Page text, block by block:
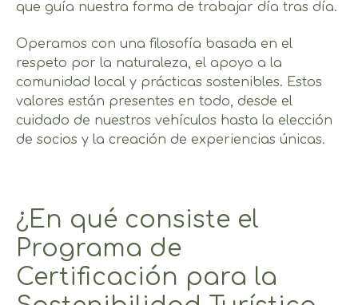
que guía nuestra forma de trabajar día tras día.
Operamos con una filosofía basada en el
respeto por la naturaleza, el apoyo a la
comunidad local y prácticas sostenibles. Estos
valores están presentes en todo, desde el
cuidado de nuestros vehículos hasta la elección
de socios y la creación de experiencias únicas.
¿En qué consiste el
Programa de
Certificación para la